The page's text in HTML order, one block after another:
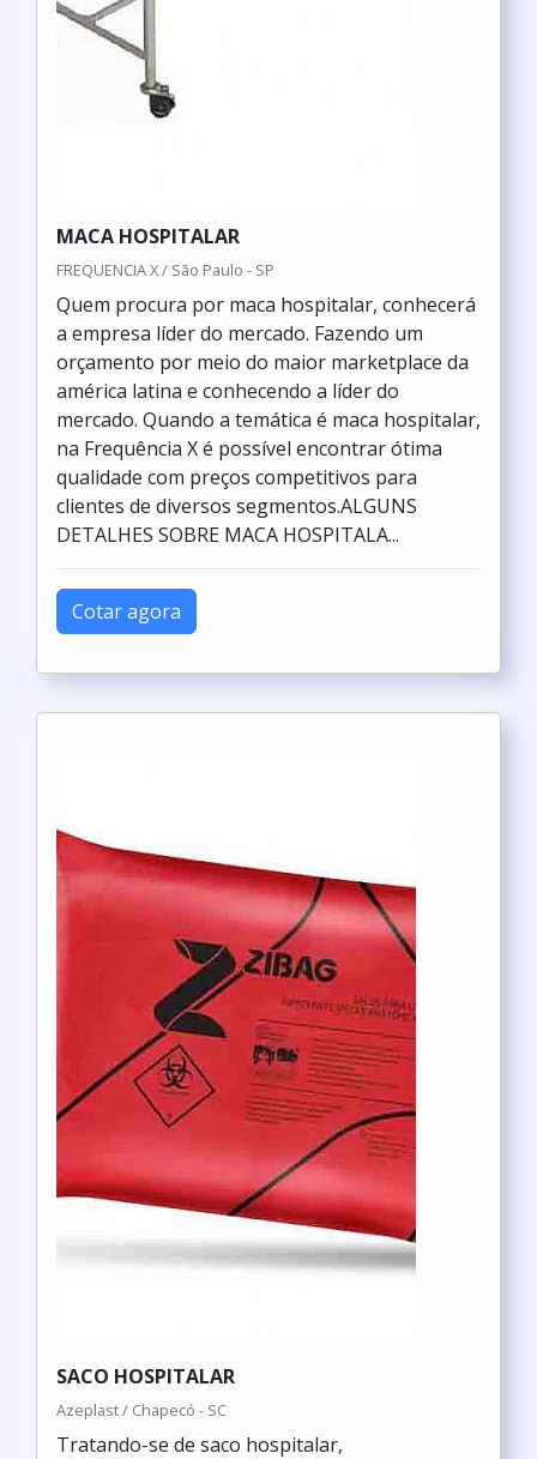
MACA HOSPITALAR
FREQUENCIA X / São Paulo - SP
Quem procura por maca hospitalar, conhecerá
a empresa líder do mercado. Fazendo um
orçamento por meio do maior marketplace da
américa latina e conhecendo a líder do
mercado. Quando a temática é maca hospitalar,
na Frequência X é possível encontrar ótima
qualidade com preços competitivos para
clientes de diversos segmentos.ALGUNS
DETALHES SOBRE MACA HOSPITALA...
Cotar agora
SACO HOSPITALAR
Azeplast / Chapecó - SC
Tratando-se de saco hospitalar,